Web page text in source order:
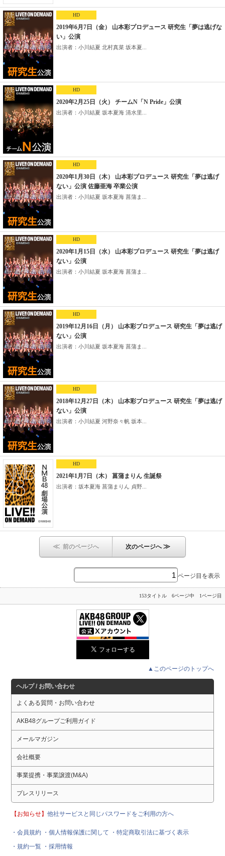
HD
2019年6月7日（金） 山本彩プロデュース 研究生「夢は逃げな
い」公演
出演者：小川結夏 北村真菜 坂本夏...
HD
2020年2月25日（火） チームN「N Pride」公演
出演者：小川結夏 坂本夏海 清水里...
HD
2020年1月30日（木） 山本彩プロデュース 研究生「夢は逃げ
ない」公演 佐藤亜海 卒業公演
出演者：小川結夏 坂本夏海 菖蒲ま...
HD
2020年1月15日（水） 山本彩プロデュース 研究生「夢は逃げ
ない」公演
出演者：小川結夏 坂本夏海 菖蒲ま...
HD
2019年12月16日（月） 山本彩プロデュース 研究生「夢は逃げ
ない」公演
出演者：小川結夏 坂本夏海 菖蒲ま...
HD
2018年12月27日（木） 山本彩プロデュース 研究生「夢は逃げ
ない」公演
出演者：小川結夏 河野奈々帆 坂本...
HD
2021年1月7日（木） 菖蒲まりん 生誕祭
出演者：坂本夏海 菖蒲まりん 貞野...
≪ 前のページへ 次のページへ≫
ページ目を表示
153タイトル 6ページ中 1ページ目
▲このページのトップへ
ヘルプ / お問い合わせ
よくある質問・お問い合わせ
AKB48グループご利用ガイド
メールマガジン
会社概要
事業提携・事業譲渡(M&A)
プレスリリース
【お知らせ】他社サービスと同じパスワードをご利用の方へ
・会員規約 ・個人情報保護に関して
・特定商取引法に基づく表示
・規約一覧 ・採用情報